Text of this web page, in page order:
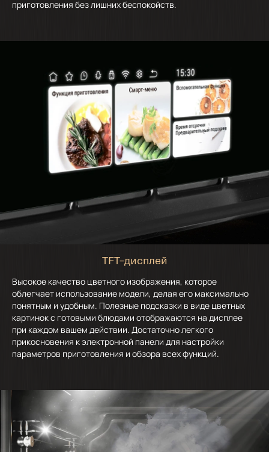
приготовления без лишних беспокойств.
TFT–дисплей
Высокое качество цветного изображения, которое
облегчает использование модели, делая его максимально
понятным и удобным. Полезные подсказки в виде цветных
картинок с готовыми блюдами отображаются на дисплее
при каждом вашем действии. Достаточно легкого
прикосновения к электронной панели для настройки
параметров приготовления и обзора всех функций.